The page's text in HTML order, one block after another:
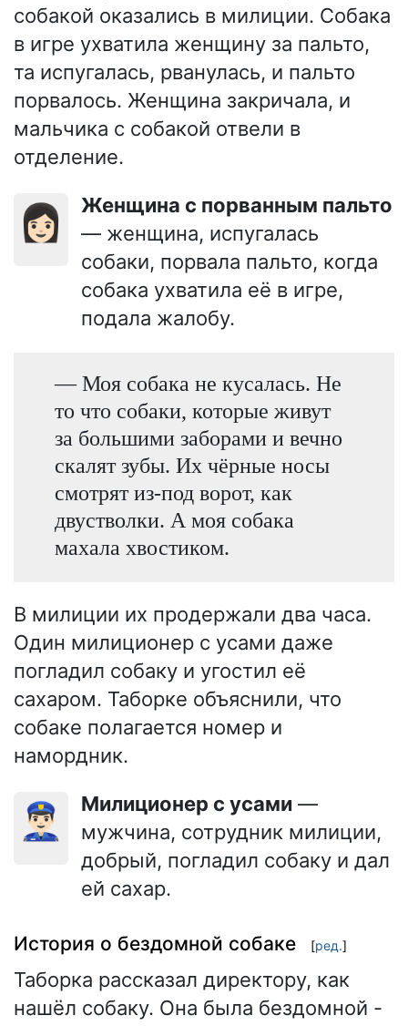
собакой оказались в милиции. Собака
в игре ухватила женщину за пальто,
та испугалась, рванулась, и пальто
порвалось. Женщина закричала, и
мальчика с собакой отвели в
отделение.
👩🏻
Женщина с порванным пальто
— женщина, испугалась
собаки, порвала пальто, когда
собака ухватила её в игре,
подала жалобу.
— Моя собака не кусалась. Не
то что собаки, которые живут
за большими заборами и вечно
скалят зубы. Их чёрные носы
смотрят из-под ворот, как
двустволки. А моя собака
махала хвостиком.
В милиции их продержали два часа.
Один милиционер с усами даже
погладил собаку и угостил её
сахаром. Таборке объяснили, что
собаке полагается номер и
намордник.
👮🏻‍♂️ Милиционер с усами —
мужчина, сотрудник милиции,
добрый, погладил собаку и дал
ей сахар.
История о бездомной собаке [ред.]
Таборка рассказал директору, как
нашёл собаку. Она была бездомной -